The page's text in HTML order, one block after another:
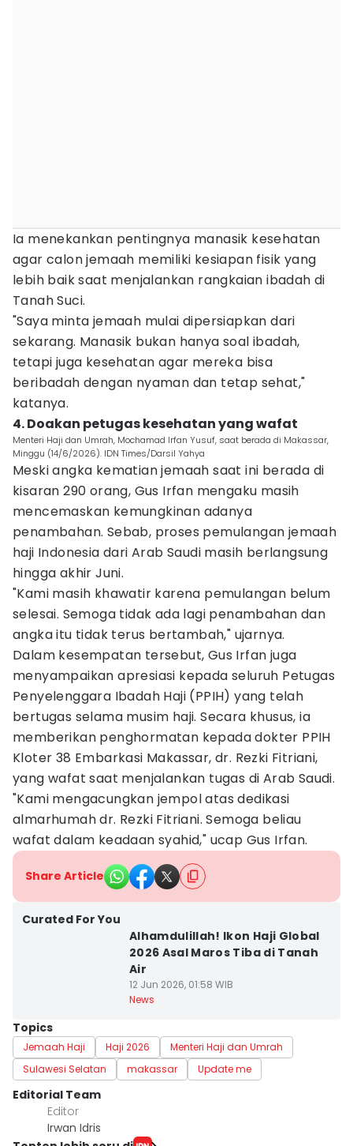
Ia menekankan pentingnya manasik kesehatan
agar calon jemaah memiliki kesiapan fisik yang
lebih baik saat menjalankan rangkaian ibadah di
Tanah Suci.
"Saya minta jemaah mulai dipersiapkan dari
sekarang. Manasik bukan hanya soal ibadah,
tetapi juga kesehatan agar mereka bisa
beribadah dengan nyaman dan tetap sehat,"
katanya.
4. Doakan petugas kesehatan yang wafat
Menteri Haji dan Umrah, Mochamad Irfan Yusuf, saat berada di Makassar,
Minggu (14/6/2026). IDN Times/Darsil Yahya
Meski angka kematian jemaah saat ini berada di
kisaran 290 orang, Gus Irfan mengaku masih
mencemaskan kemungkinan adanya
penambahan. Sebab, proses pemulangan jemaah
haji Indonesia dari Arab Saudi masih berlangsung
hingga akhir Juni.
"Kami masih khawatir karena pemulangan belum
selesai. Semoga tidak ada lagi penambahan dan
angka itu tidak terus bertambah," ujarnya.
Dalam kesempatan tersebut, Gus Irfan juga
menyampaikan apresiasi kepada seluruh Petugas
Penyelenggara Ibadah Haji (PPIH) yang telah
bertugas selama musim haji. Secara khusus, ia
memberikan penghormatan kepada dokter PPIH
Kloter 38 Embarkasi Makassar, dr. Rezki Fitriani,
yang wafat saat menjalankan tugas di Arab Saudi.
"Kami mengacungkan jempol atas dedikasi
almarhumah dr. Rezki Fitriani. Semoga beliau
wafat dalam keadaan syahid," ucap Gus Irfan.
Share Article
Curated For You
Alhamdulillah! Ikon Haji Global
2026 Asal Maros Tiba di Tanah
Air
12 Jun 2026, 01:58 WIB
News
Topics
Jemaah Haji Haji 2026
Menteri Haji dan Umrah
Sulawesi Selatan
makassar Update me
Editorial Team
Editor
Irwan Idris